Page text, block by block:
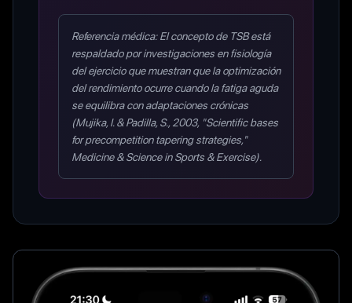
Referencia médica: El concepto de TSB está
respaldado por investigaciones en fisiología
del ejercicio que muestran que la optimización
del rendimiento ocurre cuando la fatiga aguda
se equilibra con adaptaciones crónicas
(Mujika, I. & Padilla, S., 2003, "Scientific bases
for precompetition tapering strategies,"
Medicine & Science in Sports & Exercise).